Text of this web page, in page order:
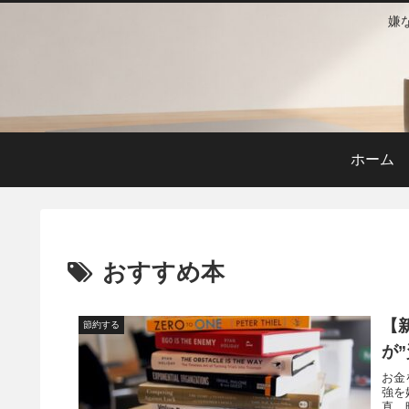
嫌
ホーム
おすすめ本
節約する
が
お金
強を